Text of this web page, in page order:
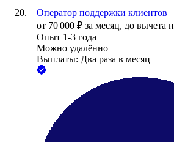
Оператор поддержки клиентов
от 70 000 ₽ за месяц, до вычета
Опыт 1-3 года
Можно удалённо
Выплаты: Два раза в месяц